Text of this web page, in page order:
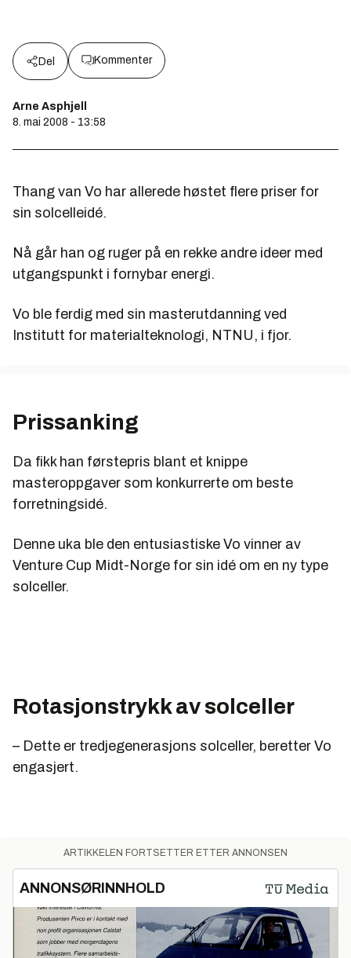
Del Kommenter
Arne Asphjell
8. mai 2008 - 13:58
Thang van Vo har allerede høstet flere priser for
sin solcelleidé.
Nå går han og ruger på en rekke andre ideer med
utgangspunkt i fornybar energi.
Vo ble ferdig med sin masterutdanning ved
Institutt for materialteknologi, NTNU, i fjor.
Prissanking
Da fikk han førstepris blant et knippe
masteroppgaver som konkurrerte om beste
forretningsidé.
Denne uka ble den entusiastiske Vo vinner av
Venture Cup Midt-Norge for sin idé om en ny type
solceller.
Rotasjonstrykk av solceller
– Dette er tredjegenerasjons solceller, beretter Vo
engasjert.
ARTIKKELEN FORTSETTER ETTER ANNONSEN
ANNONSØRINNHOLD